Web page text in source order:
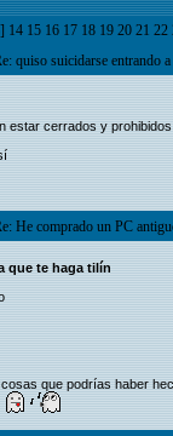
] 14 15 16 17 18 19 20 21 22
quiso suicidarse entrando
estar cerrados y
He comprado un PC
que te haga tilín
que podrías haber